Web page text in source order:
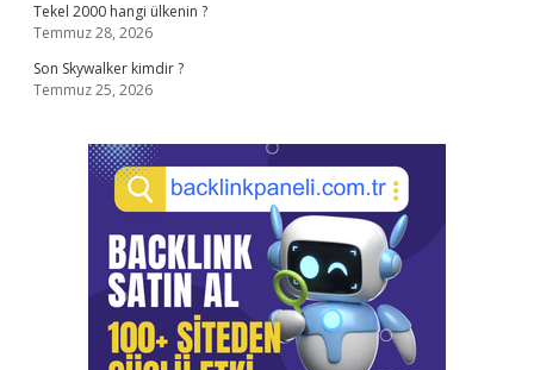
Tekel 2000 hangi ülkenin ?
Temmuz 28, 2026
Son Skywalker kimdir ?
Temmuz 25, 2026